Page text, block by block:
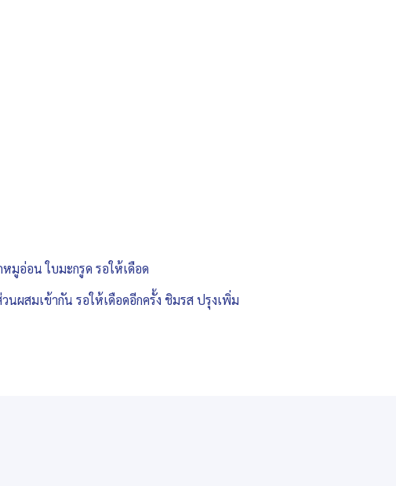
หมูอ่อน ใบมะกรูด รอให้เดือด
ผสมเข้ากัน รอให้เดือดอีกครั้ง ชิมรส ปรุงเพิ่ม